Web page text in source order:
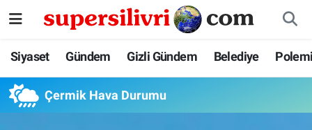
Siyaset Gündem Gizli Gündem Belediye
Çermik Hava Durumu
Siyaset
Gündem
İstanbul Nöbetçi Eczaneler
İstanbul Hava Durumu